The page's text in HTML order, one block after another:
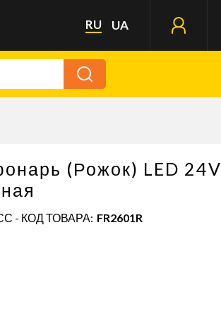
RU UA
(Рожок) LED 24V
- КОД ТОВАРА: FR2601R